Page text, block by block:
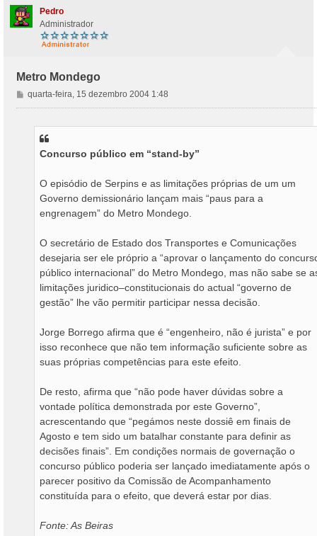
Pedro
Administrador
Metro Mondego
M
e
quarta-feira, 15 dezembro 2004 1:48
Concurso público em “stand-by”
O episódio de Serpins e as limitações próprias de um um
Governo demissionário lançam mais “paus para a
engrenagem” do Metro Mondego.
O secretário de Estado dos Transportes e Comunicações
desejaria ser ele próprio a “aprovar o lançamento do
público internacional” do Metro Mondego, mas não sabe se
limitações juridico–constitucionais do actual “governo de
gestão” lhe vão permitir participar nessa decisão.
Jorge Borrego afirma que é “engenheiro, não é jurista” e por
isso reconhece que não tem informação suficiente sobre as
suas próprias competências para este efeito.
De resto, afirma que “não pode haver dúvidas sobre a
vontade política demonstrada por este Governo”,
acrescentando que “pegámos neste dossiê em finais de
Agosto e tem sido um batalhar constante para definir as
decisões finais”. Em condições normais de governação o
concurso público poderia ser lançado imediatamente após o
parecer positivo da Comissão de Acompanhamento
constituída para o efeito, que deverá estar por dias.
Fonte: As Beiras